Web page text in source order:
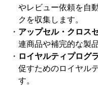
やレビュー依頼を自
クを収集します。
アップセル・クロス
連商品や補完的な製
ロイヤルティプログ
促すためのロイヤル
す。